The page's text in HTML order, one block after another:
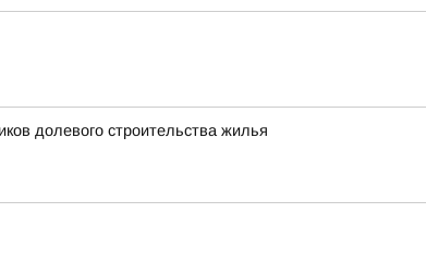
долевого строительства жилья